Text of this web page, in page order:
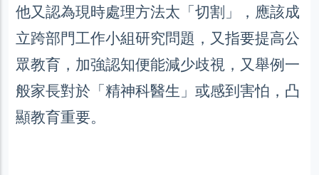
他又認為現時處理方法太「切割」，應該成
立跨部門工作小組研究問題，又指要提高公
眾教育，加強認知便能減少歧視，又舉例一
般家長對於「精神科醫生」或感到害怕，凸
顯教育重要。